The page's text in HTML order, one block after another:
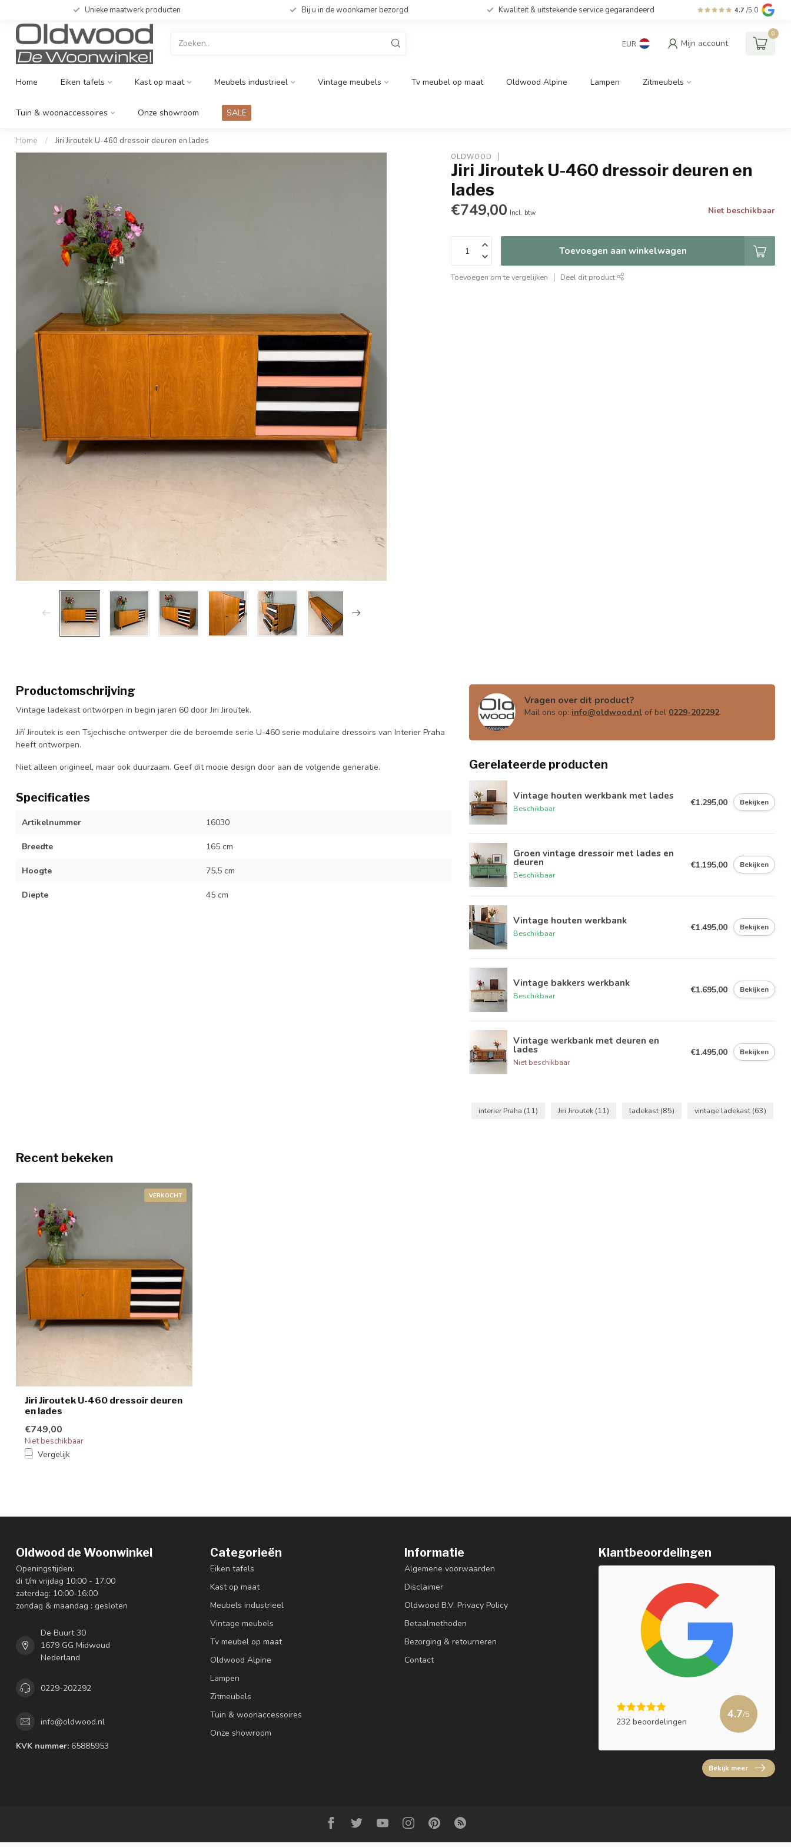
Unieke maatwerk producten Bij u in de woonkamer bezorgd Kwaliteit & uitstekende service gegarandeerd 4.7 /5.0
EUR Mijn account
0
Home Eiken tafels Kast op maat Meubels industrieel Vintage meubels Tv meubel op maat Oldwood Alpine Lampen Zitmeubels
Tuin & woonaccessoires Onze showroom SALE
Home / Jiri Jiroutek U-460 dressoir deuren en lades
OLDWOOD
Jiri Jiroutek U-460 dressoir deuren en
lades
€749,00 Incl. btw Niet beschikbaar
Toevoegen aan winkelwagen
Toevoegen om te vergelijken Deel dit product
Productomschrijving
Vintage ladekast ontworpen in begin jaren 60 door Jiri Jiroutek.
Jiří Jiroutek is een Tsjechische ontwerper die de beroemde serie U-460 serie modulaire dressoirs van Interier Praha
heeft ontworpen.
Niet alleen origineel, maar ook duurzaam. Geef dit mooie design door aan de volgende generatie.
Specificaties
Artikelnummer 16030
Breedte 165 cm
Hoogte 75,5 cm
Diepte 45 cm
Vragen over dit product?
Mail ons op: info@oldwood.nl of bel 0229-202292.
Gerelateerde producten
Vintage houten werkbank met lades
Beschikbaar
€1.295,00 Bekijken
Groen vintage dressoir met lades en
deuren
Beschikbaar
€1.195,00 Bekijken
Vintage houten werkbank
Beschikbaar
€1.495,00 Bekijken
Vintage bakkers werkbank
Beschikbaar
€1.695,00 Bekijken
Vintage werkbank met deuren en
lades
Niet beschikbaar
€1.495,00 Bekijken
interier Praha (11) Jiri Jiroutek (11) ladekast (85) vintage ladekast (63)
Recent bekeken
VERKOCHT
Jiri Jiroutek U-460 dressoir deuren
en lades
€749,00
Niet beschikbaar
Vergelijk
Oldwood de Woonwinkel
Openingstijden:
di t/m vrijdag 10:00 - 17:00
zaterdag: 10:00-16:00
zondag & maandag : gesloten
De Buurt 30
1679 GG Midwoud
Nederland
0229-202292
info@oldwood.nl
KVK nummer: 65885953
Categorieën
Eiken tafels
Kast op maat
Meubels industrieel
Vintage meubels
Tv meubel op maat
Oldwood Alpine
Lampen
Zitmeubels
Tuin & woonaccessoires
Onze showroom
Informatie
Algemene voorwaarden
Disclaimer
Oldwood B.V. Privacy Policy
Betaalmethoden
Bezorging & retourneren
Contact
Klantbeoordelingen
232 beoordelingen
4.7/5
Bekijk meer